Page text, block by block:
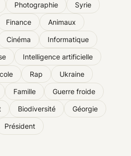
Photographie Syrie
Finance Animaux
Cinéma Informatique
Intelligence artificielle
Rap Ukraine
Famille Guerre froide
Biodiversité Géorgie
Président